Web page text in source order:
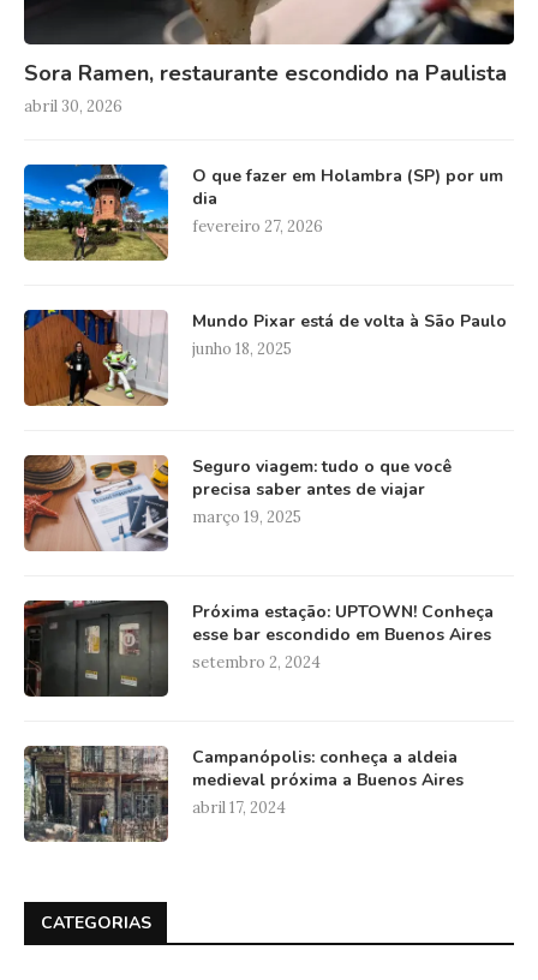
Sora Ramen, restaurante escondido na Paulista
abril 30, 2026
O que fazer em Holambra (SP) por um
dia
fevereiro 27, 2026
Mundo Pixar está de volta à São Paulo
junho 18, 2025
Seguro viagem: tudo o que você
precisa saber antes de viajar
março 19, 2025
Próxima estação: UPTOWN! Conheça
esse bar escondido em Buenos Aires
setembro 2, 2024
Campanópolis: conheça a aldeia
medieval próxima a Buenos Aires
abril 17, 2024
CATEGORIAS